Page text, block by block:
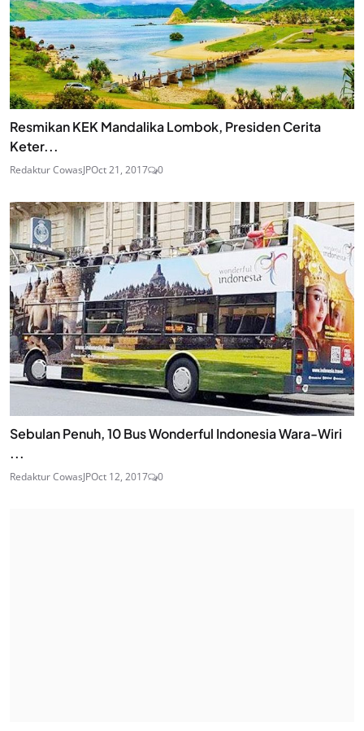
Resmikan KEK Mandalika Lombok, Presiden Cerita
Keter...
Redaktur CowasJPOct 21, 2017 0
Sebulan Penuh, 10 Bus Wonderful Indonesia Wara-Wiri
...
Redaktur CowasJPOct 12, 2017 0